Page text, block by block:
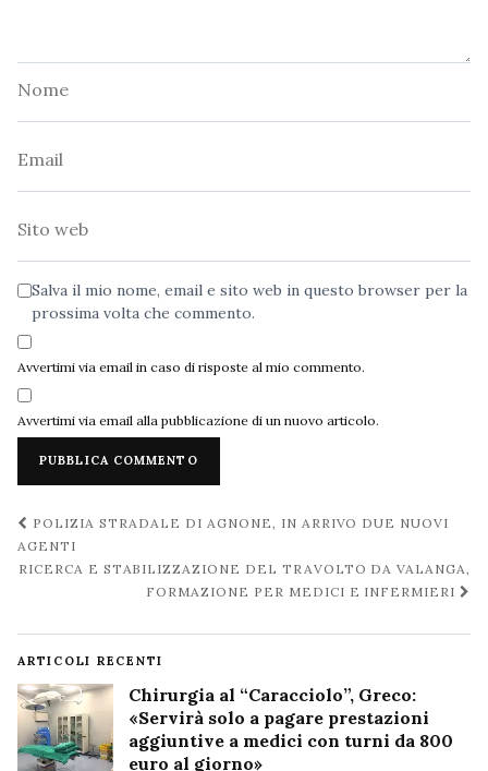
Salva il mio nome, email e sito web in questo browser per la
prossima volta che commento.
Avvertimi via email in caso di risposte al mio commento.
Avvertimi via email alla pubblicazione di un nuovo articolo.
Navigazione
post
POLIZIA STRADALE DI AGNONE, IN ARRIVO DUE NUOVI
AGENTI
RICERCA E STABILIZZAZIONE DEL TRAVOLTO DA VALANGA,
FORMAZIONE PER MEDICI E INFERMIERI
ARTICOLI RECENTI
Chirurgia al “Caracciolo”, Greco:
«Servirà solo a pagare prestazioni
aggiuntive a medici con turni da 800
euro al giorno»